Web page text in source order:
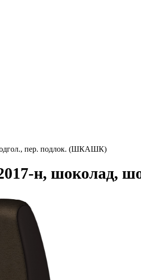
пер. подлок. (ШКАШК)
н, шоколад,